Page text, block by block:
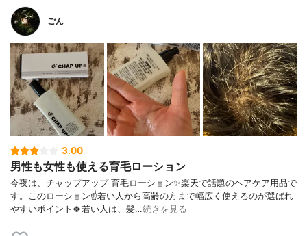
ごん
3.00
男性も女性も使える育毛ローション
今夜は、チャップアップ 育毛ローション✨楽天で話題のヘアケア用品で
す。このローション☝️若い人から高齢の方まで幅広く使えるのが選ばれ
やすいポイント🍀若い人は、髪…続きを見る